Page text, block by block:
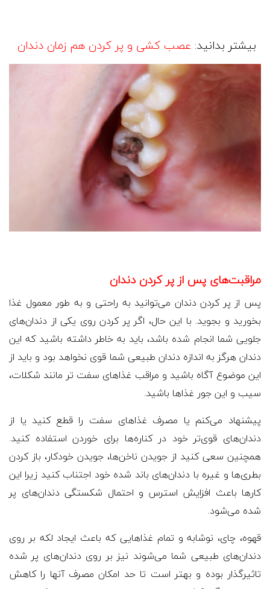
بیشتر بدانید: عصب کشی و پر کردن هم زمان دندان
مراقبت‌های پس از پر کردن دندان
پس از پر کردن دندان می‌توانید به راحتی و به طور معمول غذا
بخورید و بجوید. با این حال، اگر پر کردن روی یکی از دندان‌های
جلویی شما انجام شده باشد، باید به خاطر داشته باشید که این
دندان هرگز به اندازه دندان طبیعی شما قوی نخواهد بود و باید از
این موضوع آگاه باشید و مراقب غذاهای سفت تر مانند شکلات،
سیب و این جور غذاها باشید.
پیشنهاد می‌کنم یا مصرف غذاهای سفت را قطع کنید یا از
دندان‌های قوی‌تر خود در کناره‌ها برای خوردن استفاده کنید.
همچنین سعی کنید از جویدن ناخن‌ها، جویدن خودکار، باز کردن
بطری‌ها و غیره با دندان‌های باند شده خود اجتناب کنید زیرا این
کارها باعث افزایش استرس و احتمال شکستگی دندان‌های پر
شده می‌شود.
قهوه، چای، نوشابه و تمام غذاهایی که باعث ایجاد لکه بر روی
دندان‌های طبیعی شما می‌شوند نیز بر روی دندان‌های پر شده
تاثیرگذار بوده و بهتر است تا حد امکان مصرف آنها را کاهش